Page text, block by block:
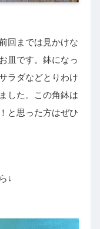
回までは見かけな
皿です。鉢になっ
ラダなどとりわけ
した。この角鉢は
と思った方はぜひ
↓